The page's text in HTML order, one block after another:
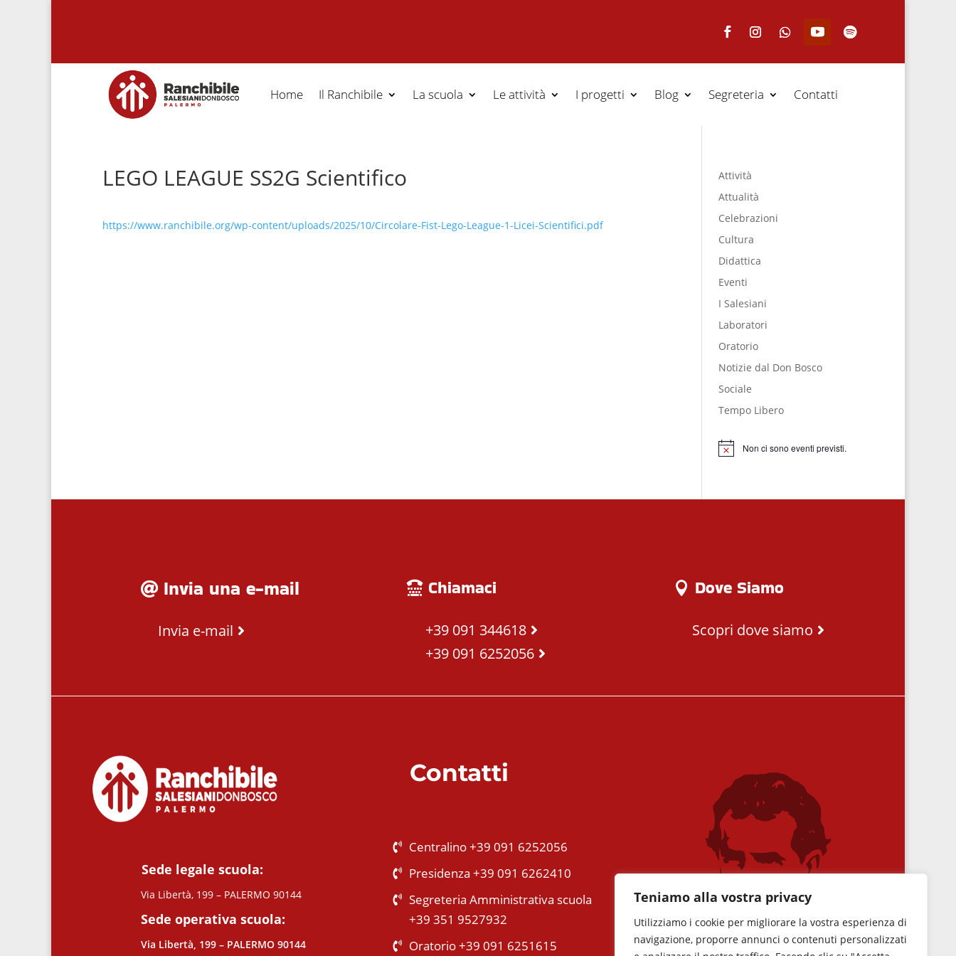
Teniamo alla vostra privacy
Utilizziamo i cookie per migliorare la vostra esperienza di
navigazione, proporre annunci o contenuti personalizzati
Home Il Ranchibile La scuola Le attività I progetti Blog Segreteria Contatti
LEGO LEAGUE SS2G Scientifico
https://www.ranchibile.org/wp-content/uploads/2025/10/Circolare-Fist-Lego-League-1-Licei-Scientifici.pdf
Attività
Attualità
Celebrazioni
Cultura
Didattica
Eventi
I Salesiani
Laboratori
Oratorio
Notizie dal Don Bosco
Sociale
Tempo Libero
Notice Non ci sono eventi previsti.
Invia una e-mail
Invia e-mail
Chiamaci
+39 091 344618
+39 091 6252056
Dove Siamo
Scopri dove siamo
Sede legale scuola:
Via Libertà, 199 – PALERMO 90144
Sede operativa scuola:
Via Libertà, 199 – PALERMO 90144
Contatti
Centralino +39 091 6252056
Presidenza +39 091 6262410
Segreteria Amministrativa scuola
+39 351 9527932
Oratorio +39 091 6251615